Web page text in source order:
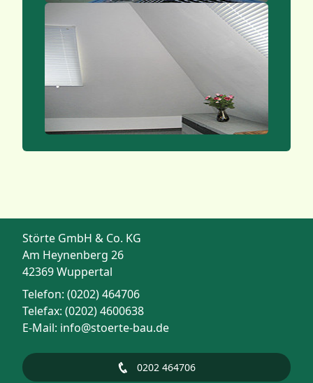
Störte GmbH & Co. KG
Am Heynenberg 26
42369 Wuppertal
Telefon: (0202) 464706
Telefax: (0202) 4600638
E-Mail: info@stoerte-bau.de
0202 464706